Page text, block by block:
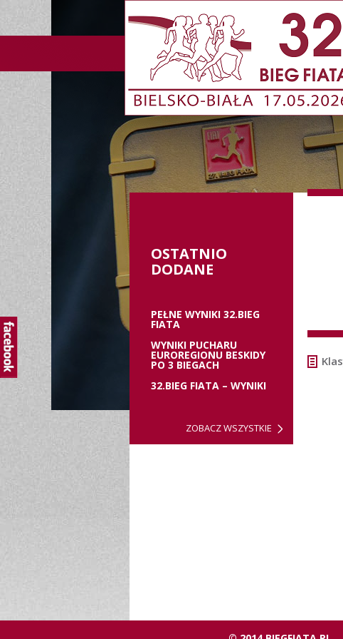
OSTATNIO
DODANE
PEŁNE WYNIKI 32.BIEG
FIATA
WYNIKI PUCHARU
EUROREGIONU BESKIDY
PO 3 BIEGACH
32.BIEG FIATA – WYNIKI
ZOBACZ WSZYSTKIE